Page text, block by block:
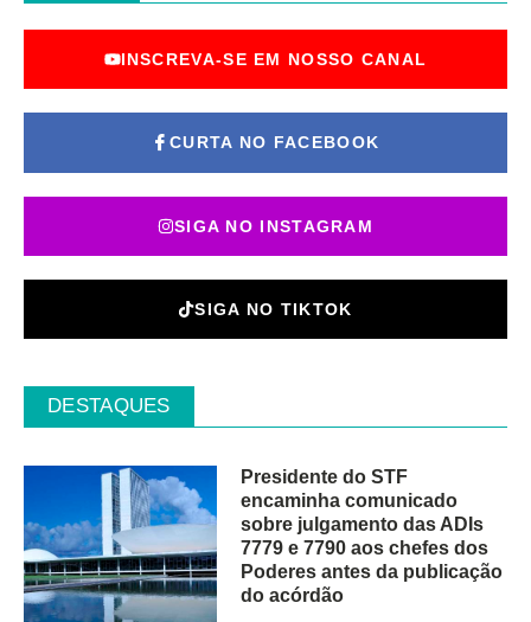
INSCREVA-SE EM NOSSO CANAL
CURTA NO FACEBOOK
SIGA NO INSTAGRAM
SIGA NO TIKTOK
DESTAQUES
Presidente do STF
encaminha comunicado
sobre julgamento das ADIs
7779 e 7790 aos chefes dos
Poderes antes da publicação
do acórdão